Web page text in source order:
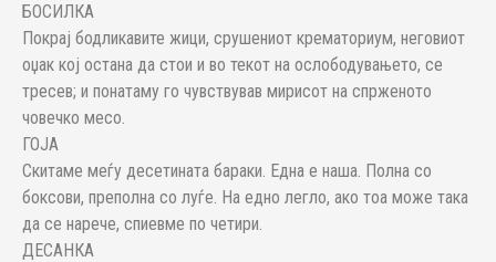
БОСИЛКА
Покрај бодликавите жици, срушениот крематориум, неговиот
оџак кој остана да стои и во текот на ослободувањето, се
тресев; и понатаму го чувствував мирисот на спрженото
човечко месо.
ГОЈА
Скитаме меѓу десетината бараки. Една е наша. Полна со
боксови, преполна со луѓе. На едно легло, ако тоа може така
да се нарече, спиевме по четири.
ДЕСАНКА